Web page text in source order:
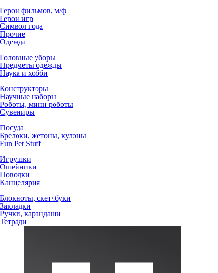
Герои фильмов, м/ф
Герои игр
Символ года
Прочие
Одежда
Головные уборы
Предметы одежды
Наука и хобби
Конструкторы
Научные наборы
Роботы, мини роботы
Сувениры
Посуда
Брелоки, жетоны, кулоны
Fun Pet Stuff
Игрушки
Ошейники
Поводки
Канцелярия
Блокноты, скетчбуки
Закладки
Ручки, карандаши
Тетради